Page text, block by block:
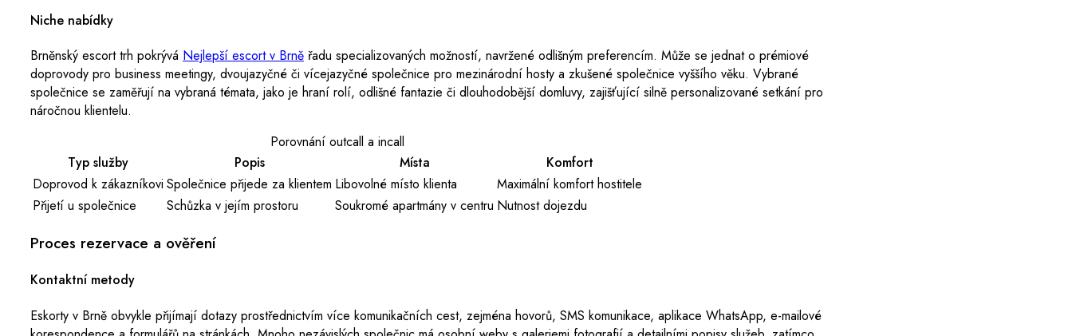
Niche nabídky
Brněnský escort trh pokrývá Nejlepší escort v Brně řadu specializovaných možností, navržené odlišným preferencím. Může se jednat o prémiové
doprovody pro business meetingy, dvoujazyčné či vícejazyčné společnice pro mezinárodní hosty a zkušené společnice vyššího věku. Vybrané
společnice se zaměřují na vybraná témata, jako je hraní rolí, odlišné fantazie či dlouhodobější domluvy, zajišťující silně personalizované setkání pro
náročnou klientelu.
Porovnání outcall a incall
Typ služby
Popis Místa
Komfort
Doprovod k zákazníkovi Společnice přijede za klientem Libovolné místo klienta
Maximální komfort hostitele
Přijetí u společnice
Schůzka v jejím prostoru Soukromé apartmány v centru Nutnost dojezdu
Proces rezervace a ověření
Kontaktní metody
Eskorty v Brně obvykle přijímají dotazy prostřednictvím více komunikačních cest, zejména hovorů, SMS komunikace, aplikace WhatsApp, e-mailové